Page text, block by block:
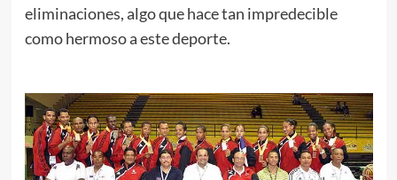
eliminaciones, algo que hace tan impredecible
como hermoso a este deporte.